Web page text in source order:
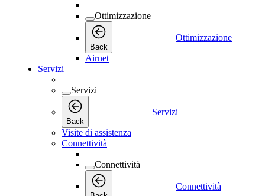
Ottimizzazione
Back
Ottimizzazione
Airnet
Servizi
Servizi
Back
Servizi
Visite di assistenza
Connettività
Connettività
Connettività